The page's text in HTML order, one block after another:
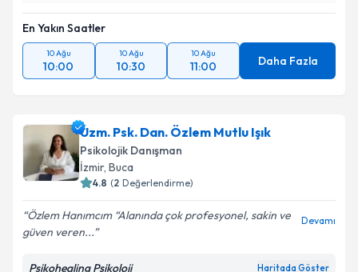
En Yakın Saatler
10 Ağu
10:00
10 Ağu
10:30
10 Ağu
11:00 Daha Fazla
Uzm. Psk. Dan. Özlem Mutlu Işık
Psikolojik Danışman
İzmir, Buca
4.8 (2 Değerlendirme)
Özlem Hanımcım “Alanında çok profesyonel, sakin ve
güven veren...
Devamı
Psikohealing Psikoloji Haritada Göster